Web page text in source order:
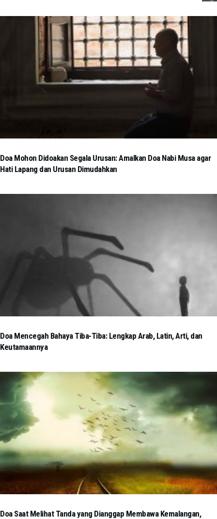
Doa Mohon Didoakan Segala Urusan: Amalkan Doa Nabi Musa agar
Hati Lapang dan Urusan Dimudahkan
Doa Mencegah Bahaya Tiba-Tiba: Lengkap Arab, Latin, Arti, dan
Keutamaannya
Doa Saat Melihat Tanda yang Dianggap Membawa Kemalangan,